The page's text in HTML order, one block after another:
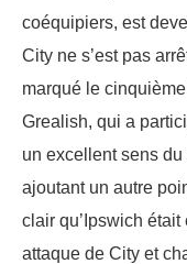
coéquipiers, est
City ne s’est pas
marqué le
Grealish, qui a
un excellent sens
ajoutant un autre
clair qu’Ipswich
attaque de City et